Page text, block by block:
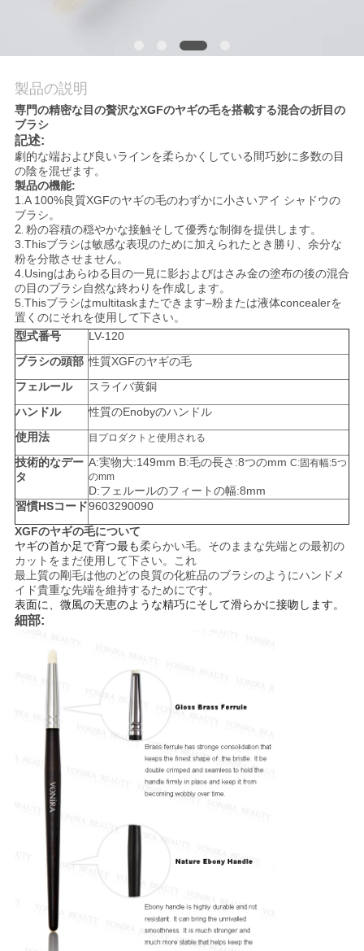
PRIVACY
POLICY
製品の説明
専門の精密な目の贅沢なXGFのヤギの毛を搭載する混合の折目の
ブラシ
記述:
劇的な端および良いラインを柔らかくしている間巧妙に多数の目
の陰を混ぜます。
製品の機能:
1.A 100%良質XGFのヤギの毛のわずかに小さいアイ シャドウの
ブラシ。
2. 粉の容積の穏やかな接触そして優秀な制御を提供します。
3.Thisブラシは敏感な表現のために加えられたとき勝り、余分な
粉を分散させません。
4.Usingはあらゆる目の一見に影およびはさみ金の塗布の後の混合
の目のブラシ自然な終わりを作成します。
5.Thisブラシはmultitaskまたできます–粉または液体concealerを
置くのにそれを使用して下さい。
型式番号
LV-120
ブラシの頭部 性質XGFのヤギの毛
フェルール
スライバ黄銅
ハンドル
性質のEnobyのハンドル
使用法
目プロダクトと使用される
技術的なデー
タ
A:実物大:149mm B:毛の長さ:8つのmm C:固有幅:5つ
のmm
D:フェルールのフィートの幅:8mm
習慣HSコード9603290090
XGFのヤギの毛について
ヤギの首か足で育つ最も柔らかい毛。そのままな先端との最初の
カットをまだ使用して下さい。これ
最上質の剛毛は他のどの良質の化粧品のブラシのようにハンドメ
イド貴重な先端を維持するためにです。
表面に、微風の天恵のような精巧にそして滑らかに接吻します。
細部: